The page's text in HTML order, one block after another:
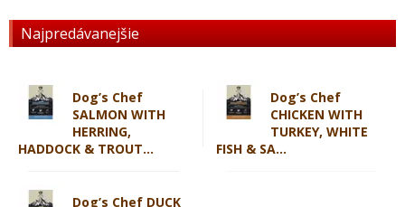
Najpredávanejšie
Dog’s Chef
SALMON WITH
HERRING,
HADDOCK & TROUT...
Dog’s Chef
CHICKEN WITH
TURKEY, WHITE
FISH & SA...
Dog’s Chef DUCK